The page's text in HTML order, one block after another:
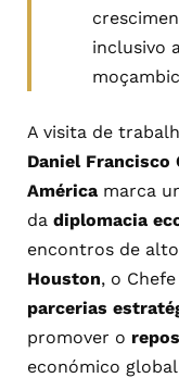
inclusivo
A visita de
Daniel Francisco
América marca
da diplomacia
encontros de
Houston, o
parcerias
promover o
económico